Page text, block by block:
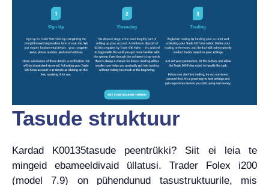
Tasude struktuur
Kardad K00135tasude peentrükki? Siit ei leia te
mingeid ebameeldivaid üllatusi. Trader Folex i200
(model 7.9) on pühendunud tasustruktuurile, mis